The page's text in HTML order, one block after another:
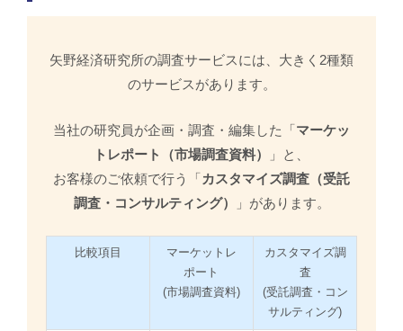
矢野経済研究所の調査サービスには、大きく2種類
のサービスがあります。
当社の研究員が企画・調査・編集した「マーケッ
トレポート（市場調査資料）
」と、
お客様のご依頼で行う「カスタマイズ調査（受託
調査・コンサルティング）
」があります。
比較項目
マーケットレ
ポート
(市場調査資料)
カスタマイズ調
査
(受託調査・コン
サルティング)